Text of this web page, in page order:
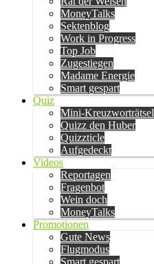
MoneyTalks
Sektenblog
Work in Progress
Top Job
Zugestiegen
Madame Energie
Smart gespart
Quiz
Mini-Kreuzworträtsel
Quizz den Huber
Quizzticle
Aufgedeckt
Videos
Reportagen
Fragenbot
Wein doch
MoneyTalks
Promotionen
Gute News
Flugmodus
Smart gespart